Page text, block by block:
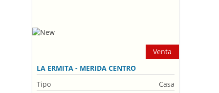
Venta
LA ERMITA - MERIDA CENTRO
Tipo
Casa